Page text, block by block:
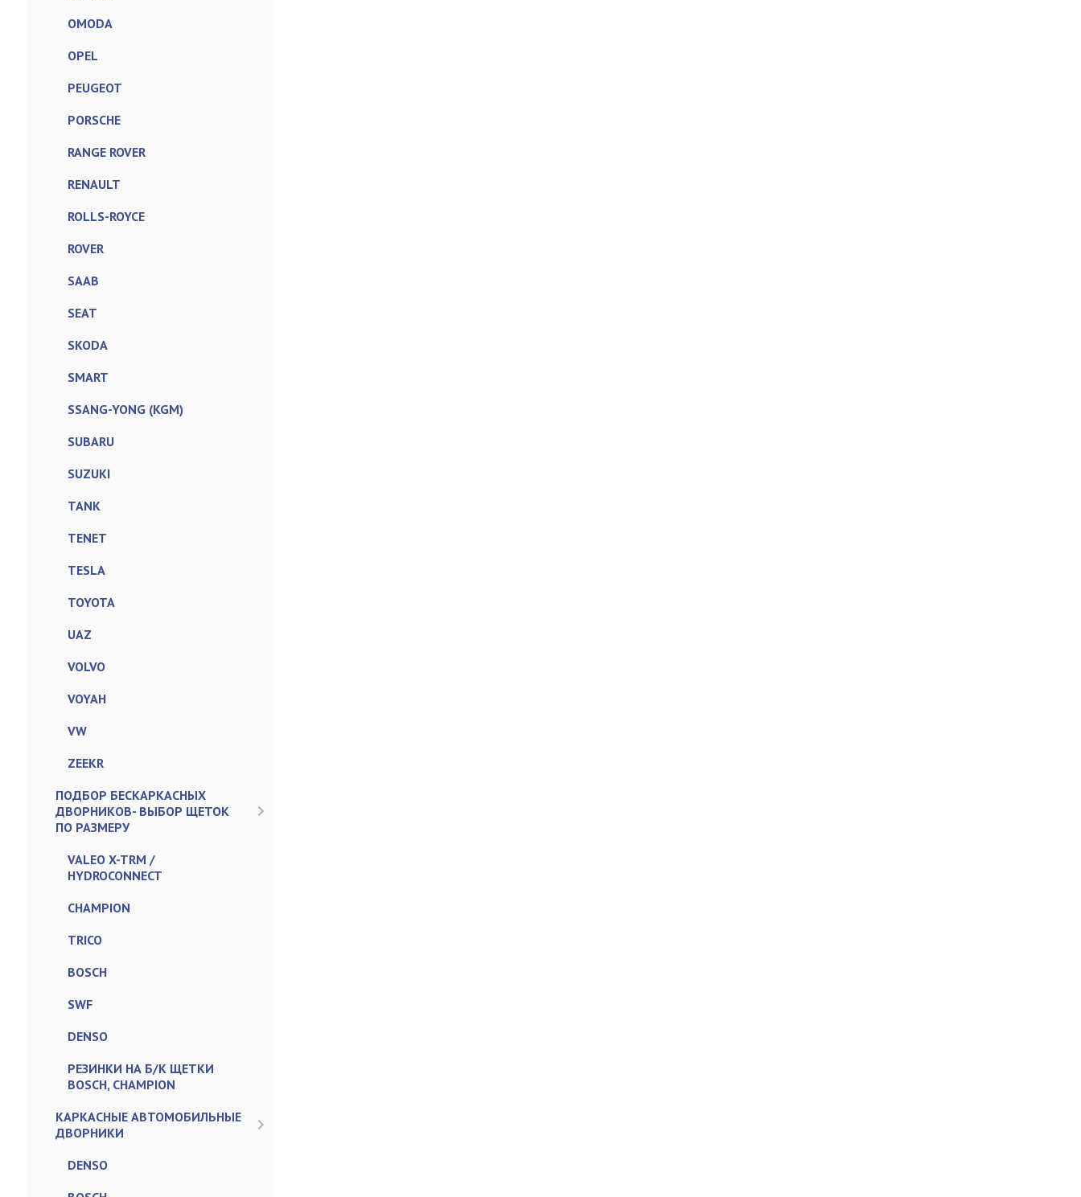
OMODA
OPEL
PEUGEOT
PORSCHE
RANGE ROVER
RENAULT
ROLLS-ROYCE
ROVER
SAAB
SEAT
SKODA
SMART
SSANG-YONG (KGM)
SUBARU
SUZUKI
TANK
TENET
TESLA
TOYOTA
UAZ
VOLVO
VOYAH
VW
ZEEKR
ПОДБОР БЕСКАРКАСНЫХ
ДВОРНИКОВ- ВЫБОР ЩЕТОК
ПО РАЗМЕРУ
VALEO X-TRM /
HYDROCONNECT
CHAMPION
TRICO
BOSCH
SWF
DENSO
РЕЗИНКИ НА Б/К ЩЕТКИ
BOSCH, CHAMPION
КАРКАСНЫЕ АВТОМОБИЛЬНЫЕ
ДВОРНИКИ
DENSO